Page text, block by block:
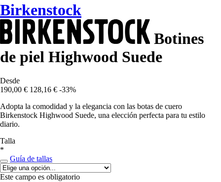
Birkenstock
Botines
de piel Highwood Suede
Desde
190,00 € 128,16 € -33%
Adopta la comodidad y la elegancia con las botas de cuero
Birkenstock Highwood Suede, una elección perfecta para tu estilo
diario.
Talla
*
Guía de tallas
Este campo es obligatorio